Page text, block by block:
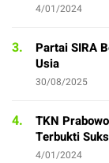
4/01/2024
3.
Partai SIRA
Usia
30/08/2025
4.
TKN
Terbukti
4/01/2024